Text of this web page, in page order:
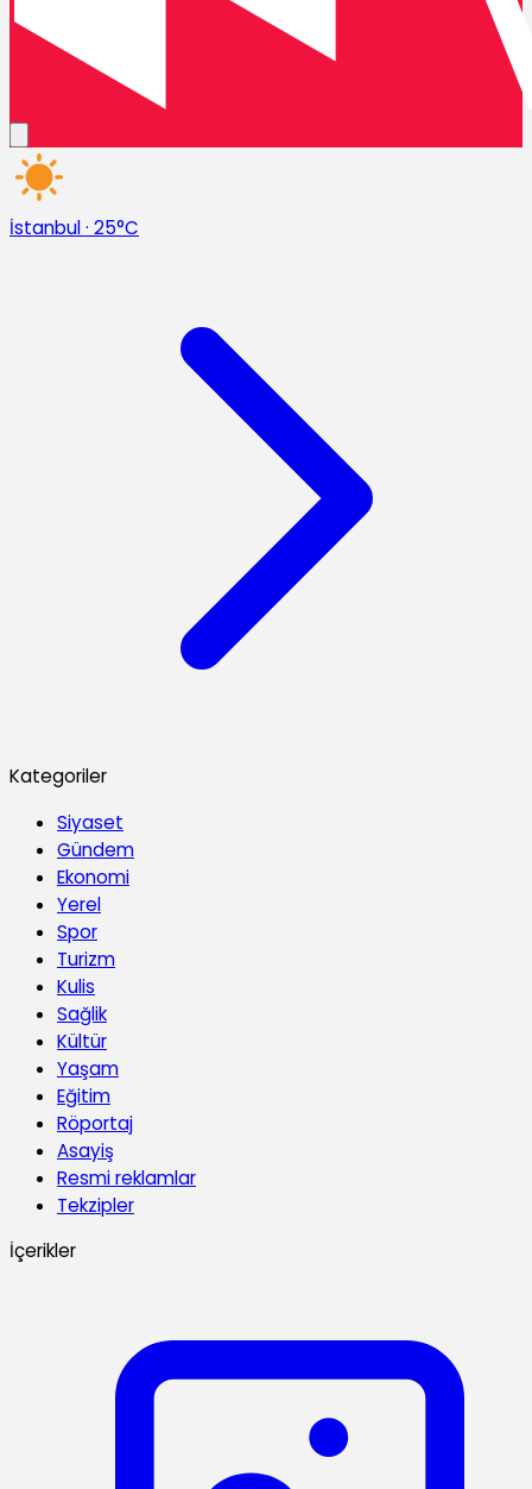
İstanbul· 25°C
Kategoriler
Siyaset
Gündem
Ekonomi
Yerel
Spor
Turizm
Kulis
Sağlik
Kültür
Yaşam
Eğitim
Röportaj
Asayiş
Resmi reklamlar
Tekzipler
İçerikler